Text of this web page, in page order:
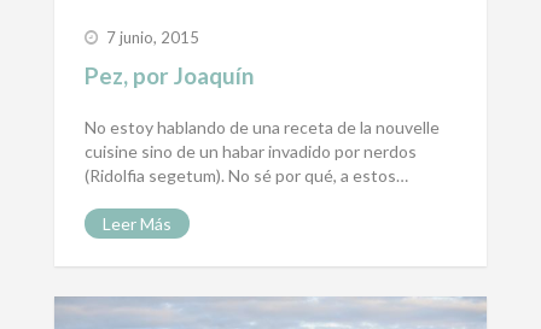
7 junio, 2015
Pez, por Joaquín
No estoy hablando de una receta de la nouvelle
cuisine sino de un habar invadido por nerdos
(Ridolfia segetum). No sé por qué, a estos…
Leer Más